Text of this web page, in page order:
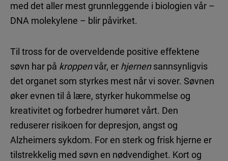
med det aller mest grunnleggende i biologien vår –
DNA molekylene – blir påvirket.
Til tross for de overveldende positive effektene
søvn har på kroppenvår, er hjernensannsynligvis
det organet som styrkes mest når vi sover. Søvnen
øker evnen til å lære, styrker hukommelse og
kreativitet og forbedrer humøret vårt. Den
reduserer risikoen for depresjon, angst og
Alzheimers sykdom. For en sterk og frisk hjerne er
tilstrekkelig med søvn en nødvendighet. Kort og